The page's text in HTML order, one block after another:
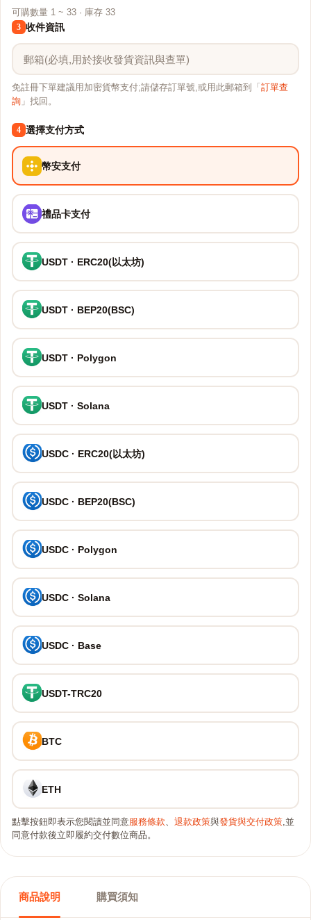
可購數量 1 ~ 33 · 庫存 33
3 收件資訊
免註冊下單建議用加密貨幣支付;請儲存訂單號,或用此郵箱到「 訂單查
詢 」找回。
4 選擇支付方式
幣安支付
禮品卡支付
USDT · ERC20(以太坊)
USDT · BEP20(BSC)
USDT · Polygon
USDT · Solana
USDC · ERC20(以太坊)
USDC · BEP20(BSC)
USDC · Polygon
USDC · Solana
USDC · Base
USDT-TRC20
BTC
ETH
點擊按鈕即表示您閱讀並同意服務條款、 退款政策與發貨與交付政策,並
同意付款後立即履約交付數位商品。
商品說明 購買須知